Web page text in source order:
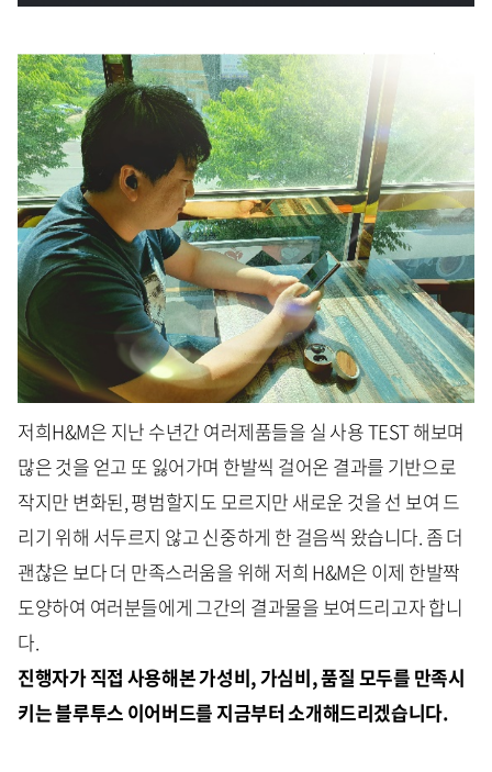
저희H&M은 지난 수년간 여러제품들을 실 사용 TEST 해보며
많은 것을 얻고 또 잃어가며 한발씩 걸어온 결과를 기반으로
작지만 변화된, 평범할지도 모르지만 새로운 것을 선 보여 드
리기 위해 서두르지 않고 신중하게 한 걸음씩 왔습니다. 좀 더
괜찮은 보다 더 만족스러움을 위해 저희 H&M은 이제 한발짝
도양하여 여러분들에게 그간의 결과물을 보여드리고자 합니
다.
진행자가 직접 사용해본 가성비, 가심비, 품질 모두를 만족시
키는 블루투스 이어버드를 지금부터 소개해드리겠습니다.